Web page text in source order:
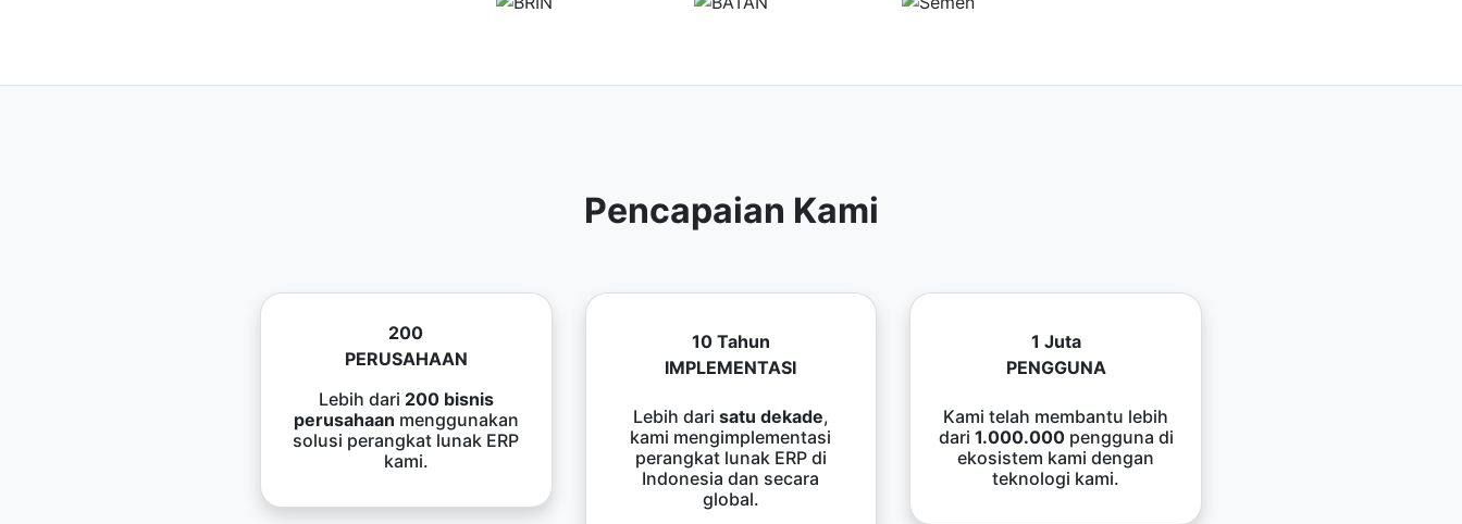
Pencapaian Kami
200
PERUSAHAAN
Lebih dari 200 bisnis
perusahaan menggunakan
solusi perangkat lunak ERP
kami.
10 Tahun
IMPLEMENTASI
Lebih dari satu dekade,
kami mengimplementasi
perangkat lunak ERP di
Indonesia dan secara
global.
1 Juta
PENGGUNA
Kami telah membantu lebih
dari 1.000.000pengguna di
ekosistem kami dengan
teknologi kami.